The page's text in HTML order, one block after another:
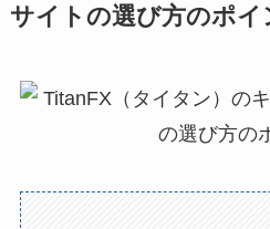
サイトの選び方のポイ